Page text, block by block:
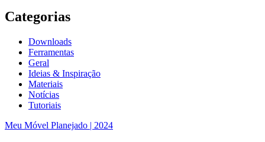
Categorias
Downloads
Ferramentas
Geral
Ideias & Inspiração
Materiais
Notícias
Tutoriais
Meu Móvel Planejado | 2024